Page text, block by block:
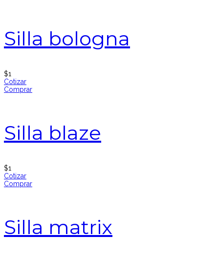
Silla bologna
$1
Cotizar
Comprar
Silla blaze
$1
Cotizar
Comprar
Silla matrix